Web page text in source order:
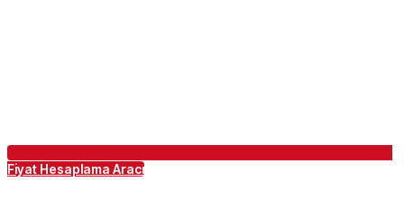
Fiyat Hesaplama Aracı